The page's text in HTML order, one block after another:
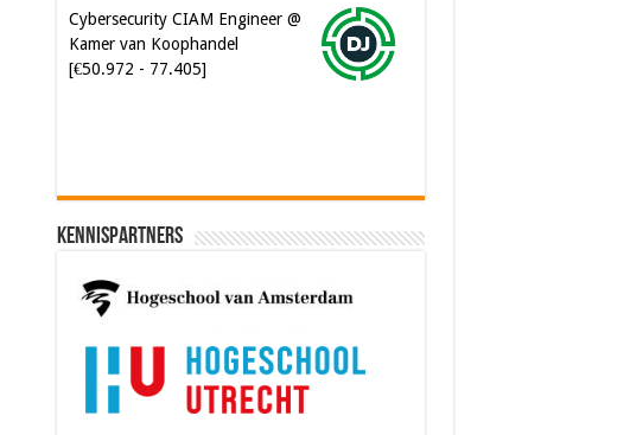
Kennispartners